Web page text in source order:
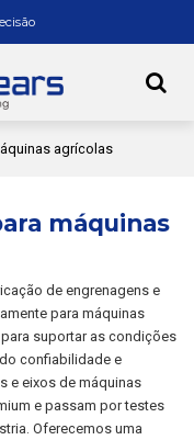
agrícolas
máquinas
de engrenagens e
para máquinas
suportar as condições
confiabilidade e
e eixos de máquinas
e passam por testes
Oferecemos uma